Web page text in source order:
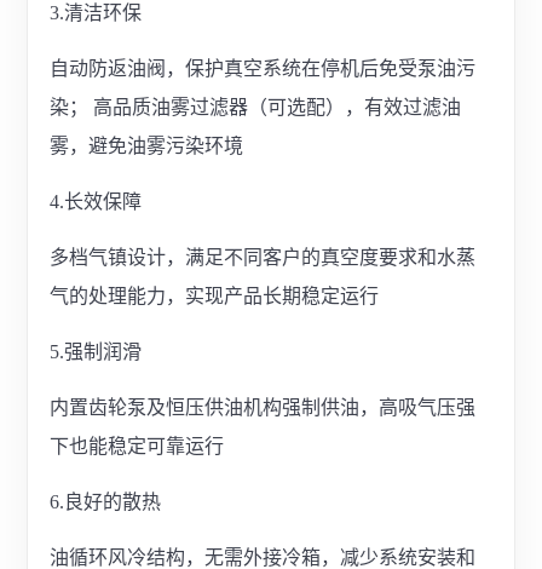
3.清洁环保
自动防返油阀，保护真空系统在停机后免受泵油污
染； 高品质油雾过滤器（可选配），有效过滤油
雾，避免油雾污染环境
4.长效保障
多档气镇设计，满足不同客户的真空度要求和水蒸
气的处理能力，实现产品长期稳定运行
5.强制润滑
内置齿轮泵及恒压供油机构强制供油，高吸气压强
下也能稳定可靠运行
6.良好的散热
油循环风冷结构，无需外接冷箱，减少系统安装和